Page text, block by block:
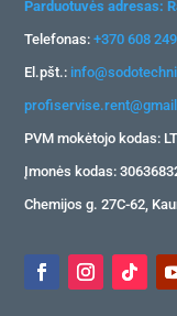
Parduotuvės adresas:
Telefonas:+370 608
El.pšt.:
PVM mokėtojo kodas:
Įmonės kodas:
Chemijos g. 27C-62,